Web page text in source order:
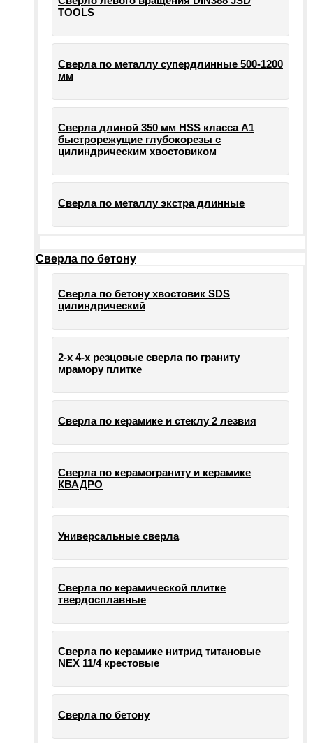
TOOLS
Сверла по металлу супердлинные 500-1200
мм
Сверла длиной 350 мм HSS класса А1
быстрорежущие глубокорезы с
цилиндрическим хвостовиком
Сверла по металлу экстра длинные
Сверла по бетону
Сверла по бетону хвостовик SDS
цилиндрический
2-х 4-х резцовые сверла по граниту
мрамору плитке
Сверла по керамике и стеклу 2 лезвия
Сверла по керамограниту и керамике
КВАДРО
Универсальные сверла
Сверла по керамической плитке
твердосплавные
Сверла по керамике нитрид титановые
NEX 11/4 крестовые
Сверла по бетону